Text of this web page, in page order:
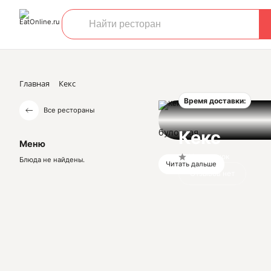
Главная Кекс
Все рестораны
Меню
Блюда не найдены.
Время доставки:
Кекс
булочная
Читать дальше